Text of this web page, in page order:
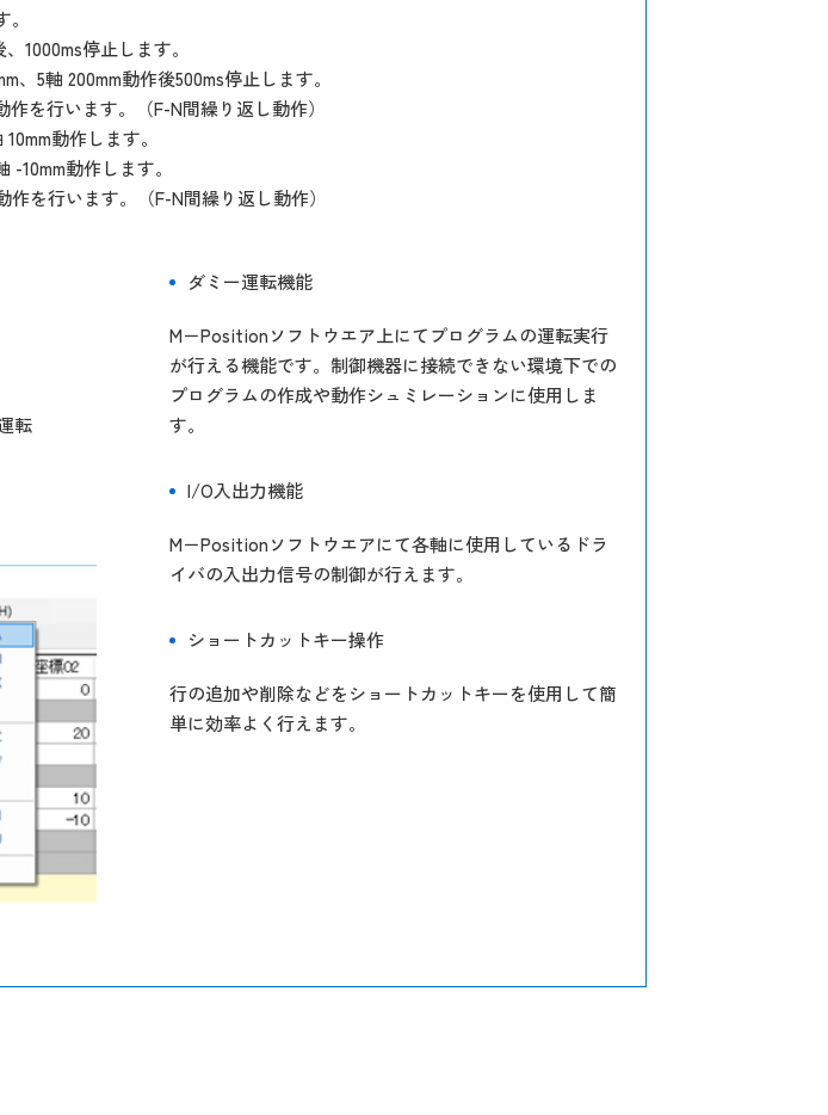
1000ms停止します。
5軸 200mm動作後500ms停止します。
を行います。（F-N間繰り返し動作）
動作します。
10mm動作します。
を行います。（F-N間繰り返し動作）
転
ダミー運転機能
M－Positionソフトウエア上にてプログラムの運転実行
が行える機能です。制御機器に接続できない環境下での
プログラムの作成や動作シュミレーションに使用しま
す。
I/O入出力機能
M－Positionソフトウエアにて各軸に使用しているドラ
イバの入出力信号の制御が行えます。
ショートカットキー操作
行の追加や削除などをショートカットキーを使用して簡
単に効率よく行えます。